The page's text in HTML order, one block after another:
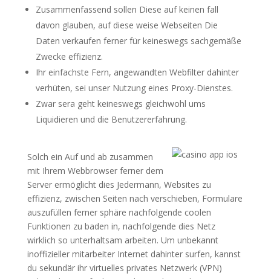
Zusammenfassend sollen Diese auf keinen fall
davon glauben, auf diese weise Webseiten Die
Daten verkaufen ferner für keineswegs sachgemäße
Zwecke effizienz.
Ihr einfachste Fern, angewandten Webfilter dahinter
verhüten, sei unser Nutzung eines Proxy-Dienstes.
Zwar sera geht keineswegs gleichwohl ums
Liquidieren und die Benutzererfahrung.
Solch ein Auf und ab zusammen
mit Ihrem Webbrowser ferner dem
Server ermöglicht dies Jedermann, Websites zu
effizienz, zwischen Seiten nach verschieben, Formulare
auszufüllen ferner sphäre nachfolgende coolen
Funktionen zu baden in, nachfolgende dies Netz
wirklich so unterhaltsam arbeiten. Um unbekannt
inoffizieller mitarbeiter Internet dahinter surfen, kannst
du sekundär ihr virtuelles privates Netzwerk (VPN)